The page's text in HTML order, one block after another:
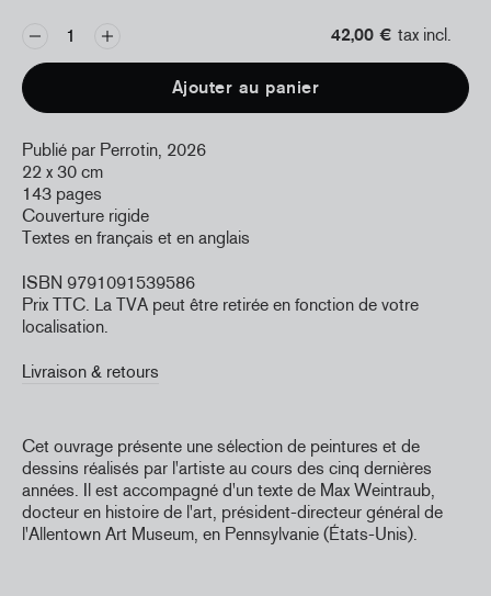
42,00 € tax incl.
Ajouter au panier
Publié par Perrotin, 2026
22 x 30 cm
143 pages
Couverture rigide
Textes en français et en anglais
ISBN 9791091539586
Prix TTC. La TVA peut être retirée en fonction de votre
localisation.
Livraison & retours
Cet ouvrage présente une sélection de peintures et de
dessins réalisés par l'artiste au cours des cinq dernières
années. Il est accompagné d'un texte de Max Weintraub,
docteur en histoire de l'art, président-directeur général de
l'Allentown Art Museum, en Pennsylvanie (États-Unis).